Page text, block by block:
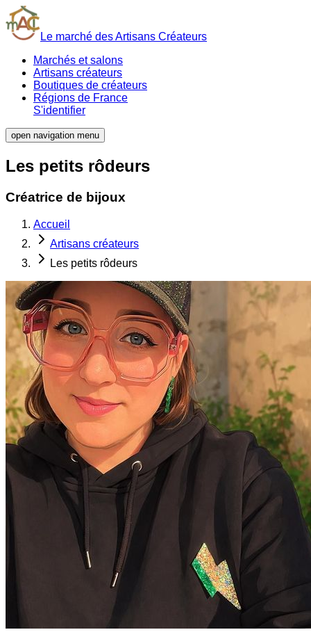
Le marché des Artisans Créateurs
Marchés et salons
Artisans créateurs
Boutiques de créateurs
Régions de France
S'identifier
open navigation menu
Les petits rôdeurs
Créatrice de bijoux
Accueil
Artisans créateurs
Les petits rôdeurs